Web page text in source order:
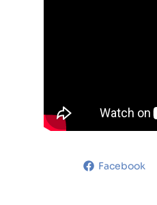
Facebook